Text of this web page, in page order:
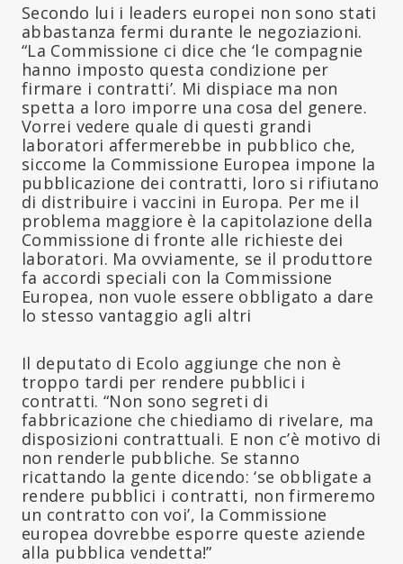
Secondo lui i leaders europei non sono stati
abbastanza fermi durante le negoziazioni.
“La Commissione ci dice che ‘le compagnie
hanno imposto questa condizione per
firmare i contratti’. Mi dispiace ma non
spetta a loro imporre una cosa del genere.
Vorrei vedere quale di questi grandi
laboratori affermerebbe in pubblico che,
siccome la Commissione Europea impone la
pubblicazione dei contratti, loro si rifiutano
di distribuire i vaccini in Europa. Per me il
problema maggiore è la capitolazione della
Commissione di fronte alle richieste dei
laboratori. Ma ovviamente, se il produttore
fa accordi speciali con la Commissione
Europea, non vuole essere obbligato a dare
lo stesso vantaggio agli altri
Il deputato di Ecolo aggiunge che non è
troppo tardi per rendere pubblici i
contratti. “Non sono segreti di
fabbricazione che chiediamo di rivelare, ma
disposizioni contrattuali. E non c’è motivo di
non renderle pubbliche. Se stanno
ricattando la gente dicendo: ‘se obbligate a
rendere pubblici i contratti, non firmeremo
un contratto con voi’, la Commissione
europea dovrebbe esporre queste aziende
alla pubblica vendetta!”